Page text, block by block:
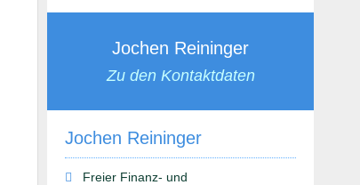
Jochen Reininger
Zu den Kontaktdaten
Jochen Reininger
Freier Finanz- und